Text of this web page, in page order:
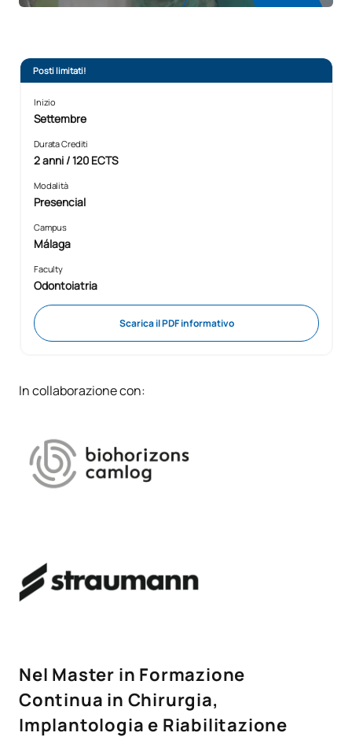
Posti limitati!
Inizio
Settembre
Durata Crediti
2 anni / 120 ECTS
Modalità
Presencial
Campus
Málaga
Faculty
Odontoiatria
Scarica il PDF informativo
In collaborazione con:
Nel Master in Formazione
Continua in Chirurgia,
Implantologia e Riabilitazione